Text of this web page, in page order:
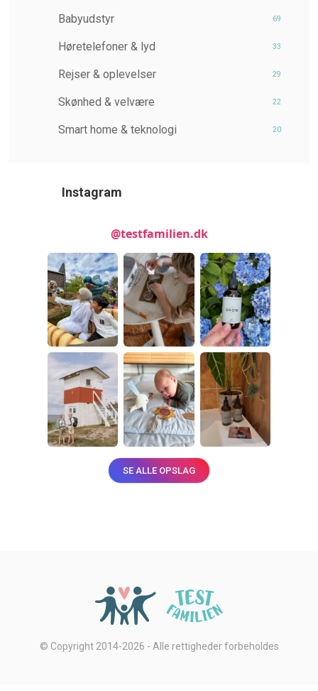
Babyudstyr 69
Høretelefoner & lyd 33
Rejser & oplevelser 29
Skønhed & velvære 22
Smart home & teknologi 20
Instagram
@testfamilien.dk
SE ALLE OPSLAG
© Copyright 2014-2026 - Alle rettigheder forbeholdes